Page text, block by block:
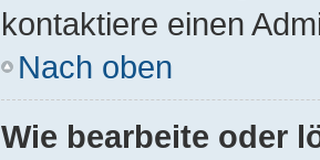
kontaktiere einen
Nach oben
Wie bearbeite oder